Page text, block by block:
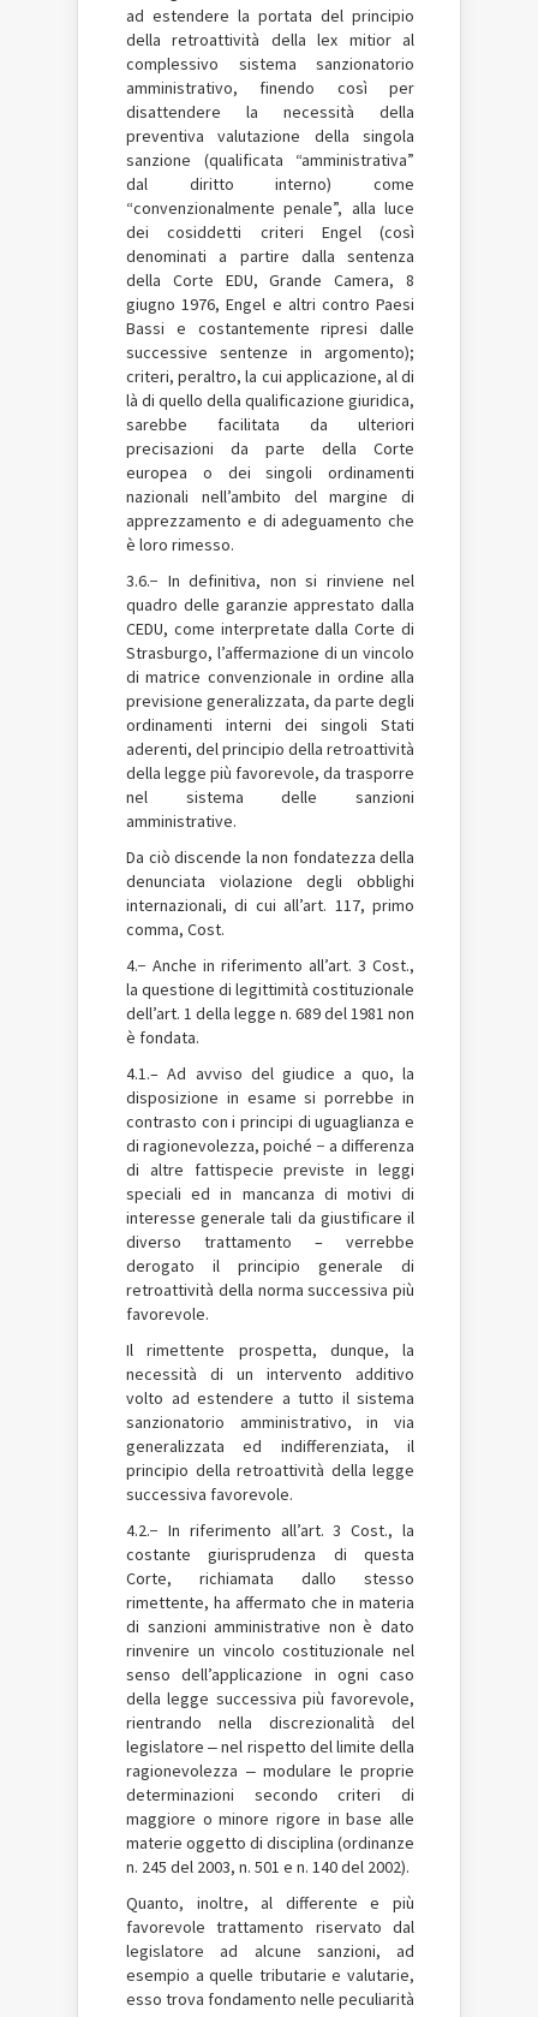
ad estendere la portata del principio
della retroattività della lex mitior al
complessivo sistema sanzionatorio
amministrativo, finendo così per
disattendere la necessità della
preventiva valutazione della singola
sanzione (qualificata “amministrativa”
dal diritto interno) come
“convenzionalmente penale”, alla luce
dei cosiddetti criteri Engel (così
denominati a partire dalla sentenza
della Corte EDU, Grande Camera, 8
giugno 1976, Engel e altri contro Paesi
Bassi e costantemente ripresi dalle
successive sentenze in argomento);
criteri, peraltro, la cui applicazione, al di
là di quello della qualificazione giuridica,
sarebbe facilitata da ulteriori
precisazioni da parte della Corte
europea o dei singoli ordinamenti
nazionali nell’ambito del margine di
apprezzamento e di adeguamento che
è loro rimesso.
3.6.− In definitiva, non si rinviene nel
quadro delle garanzie apprestato dalla
CEDU, come interpretate dalla Corte di
Strasburgo, l’affermazione di un vincolo
di matrice convenzionale in ordine alla
previsione generalizzata, da parte degli
ordinamenti interni dei singoli Stati
aderenti, del principio della retroattività
della legge più favorevole, da trasporre
nel sistema delle sanzioni
amministrative.
Da ciò discende la non fondatezza della
denunciata violazione degli obblighi
internazionali, di cui all’art. 117, primo
comma, Cost.
4.− Anche in riferimento all’art. 3 Cost.,
la questione di legittimità costituzionale
dell’art. 1 della legge n. 689 del 1981 non
è fondata.
4.1.– Ad avviso del giudice a quo, la
disposizione in esame si porrebbe in
contrasto con i principi di uguaglianza e
di ragionevolezza, poiché − a differenza
di altre fattispecie previste in leggi
speciali ed in mancanza di motivi di
interesse generale tali da giustificare il
diverso trattamento – verrebbe
derogato il principio generale di
retroattività della norma successiva più
favorevole.
Il rimettente prospetta, dunque, la
necessità di un intervento additivo
volto ad estendere a tutto il sistema
sanzionatorio amministrativo, in via
generalizzata ed indifferenziata, il
principio della retroattività della legge
successiva favorevole.
4.2.− In riferimento all’art. 3 Cost., la
costante giurisprudenza di questa
Corte, richiamata dallo stesso
rimettente, ha affermato che in materia
di sanzioni amministrative non è dato
rinvenire un vincolo costituzionale nel
senso dell’applicazione in ogni caso
della legge successiva più favorevole,
rientrando nella discrezionalità del
legislatore ‒ nel rispetto del limite della
ragionevolezza ‒ modulare le proprie
determinazioni secondo criteri di
maggiore o minore rigore in base alle
materie oggetto di disciplina (ordinanze
n. 245 del 2003, n. 501 e n. 140 del 2002).
Quanto, inoltre, al differente e più
favorevole trattamento riservato dal
legislatore ad alcune sanzioni, ad
esempio a quelle tributarie e valutarie,
esso trova fondamento nelle peculiarità